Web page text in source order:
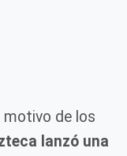
motivo de los
lanzó una